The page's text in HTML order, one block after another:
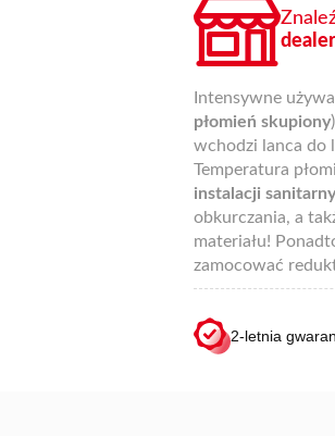
Intensywne
płomień skupiony
wchodzi lanca do
Temperatura
instalacji
obkurczania, a
materiału!
zamocować
2-letnia